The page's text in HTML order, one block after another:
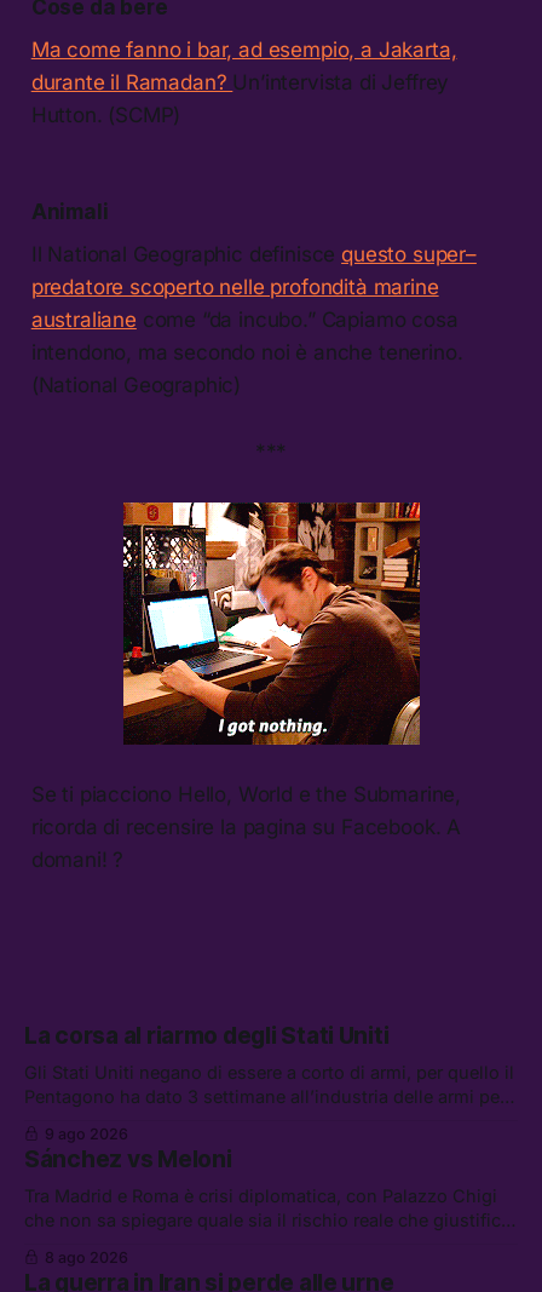
Cose da bere
Ma come fanno i bar, ad esempio, a Jakarta,
durante il Ramadan? Un’intervista di Jeffrey
Hutton. (SCMP)
Animali
Il National Geographic definisce questo super–
predatore scoperto nelle profondità marine
australiane come “da incubo.” Capiamo cosa
intendono, ma secondo noi è anche tenerino.
(National Geographic)
***
Se ti piacciono Hello, World e the Submarine,
ricorda di recensire la pagina su Facebook. A
domani! ?
La corsa al riarmo degli Stati Uniti
Gli Stati Uniti negano di essere a corto di armi, per quello il
Pentagono ha dato 3 settimane all’industria delle armi per
continuerà ad usare i servizi di Palantir, la protesta contro
La Russa, e la centrale elettrica di Amazon in Texas
9 ago 2026
Sánchez vs Meloni
Tra Madrid e Roma è crisi diplomatica, con Palazzo Chigi
che non sa spiegare quale sia il rischio reale che giustifica
di difesa tra Arabia Saudita, Pakistan e Turchia, la crisi del
8 ago 2026
La guerra in Iran si perde alle urne